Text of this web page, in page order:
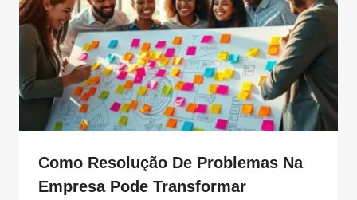
Como Resolução De Problemas Na
Empresa Pode Transformar